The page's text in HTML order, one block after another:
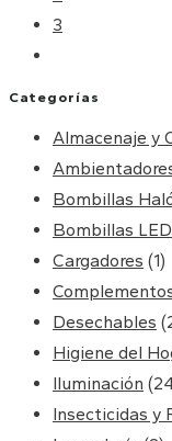
3
Categorías
Almacenaje y
Bombillas
Bombillas LED
Cargadores (1)
Desechables
Higiene del
Iluminación
Insecticidas y